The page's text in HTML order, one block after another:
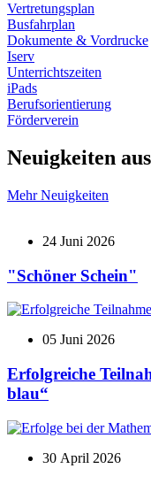
Vertretungsplan
Busfahrplan
Dokumente & Vordrucke
Iserv
Unterrichtszeiten
iPads
Berufsorientierung
Förderverein
Neuigkeiten
Mehr Neuigkeiten
24 Juni 2026
"Schöner Schein"
05 Juni 2026
Erfolgreiche
blau“
30 April 2026